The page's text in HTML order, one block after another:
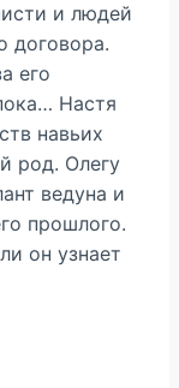
и людей
договора.
его
Настя
навьих
род. Олегу
ведуна и
прошлого.
он узнает